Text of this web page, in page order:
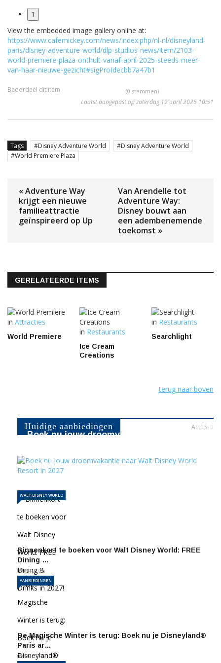
1
View the embedded image gallery online at:
https://www.cafemickey.com/news/index.php/nl-nl/disneyland-
paris/disney-adventure-world/dlp-studios-news/item/2103-
world-premiere-plaza-onthult-vanaf-april-2025-steeds-meer-
van-haar-nieuwe-gezicht#sigProIdecbb7a47b1
Beoordeel dit item (0 stemmen)
Laatst aangepast op zaterdag 12 april 2025 10:51
Tags Disney Adventure World
Disney Adventure World
World Premiere Plaza
« Adventure Way
krijgt een nieuwe
familieattractie
geïnspireerd op Up
Van Arendelle tot
Adventure Way:
Disney bouwt aan
een adembenemende
toekomst »
GERELATEERDE ITEMS
in Attracties
World Premiere in Restaurants
Ice Cream
Creations
in Restaurants
Searchlight
terug naar boven
Huidige aanbiedingen
Boek nu jouw droomvakantie naar Walt
21-04-2026 1140
Binnenkort te boeken voor Walt Disney World: FREE
Dining …
WALT DISNEY WORLD
09-04-2026
De Magische Winter is terug: Boek nu je Disneyland®
Paris ar…
AANBIEDINGEN
09-02-2026
ALLES